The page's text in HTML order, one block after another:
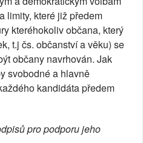
limity, které již předem
kteréhokoliv občana, který
t.j čs. občanství a věku) se
občany navrhován. Jak
svobodné a hlavně
kandidáta předem
pro podporu jeho